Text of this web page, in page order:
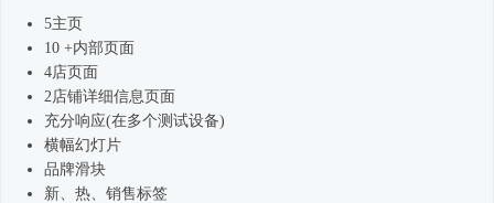
5主页
10 +内部页面
4店页面
2店铺详细信息页面
充分响应(在多个测试设备)
横幅幻灯片
品牌滑块
新、热、销售标签